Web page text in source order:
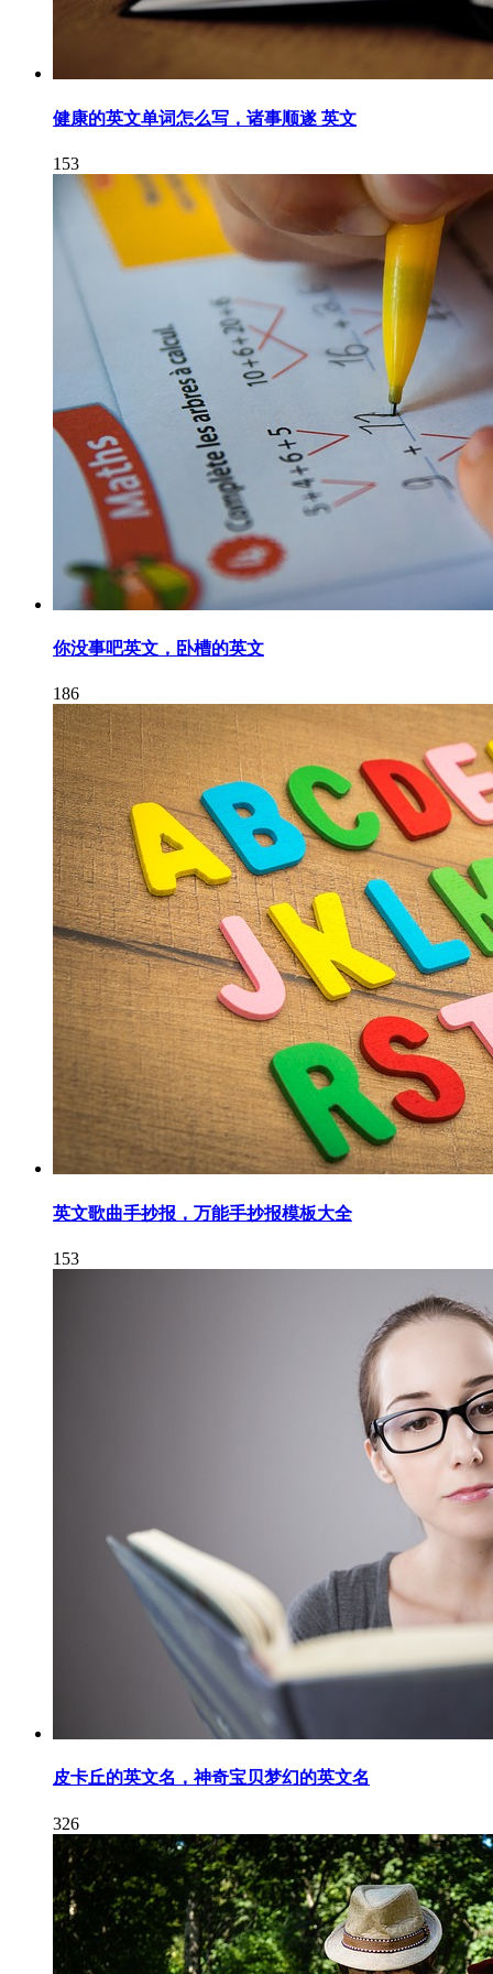
健康的英文单词怎么写，诸事顺遂 英文
153
你没事吧英文，卧槽的英文
186
英文歌曲手抄报，万能手抄报模板大全
153
皮卡丘的英文名，神奇宝贝梦幻的英文名
326